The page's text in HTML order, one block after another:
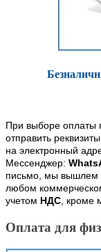
При выборе оплаты
отправить
на электронный
Мессенджер:
письмо, мы вышлем
любом
учетом НДС, кроме
Оплата для